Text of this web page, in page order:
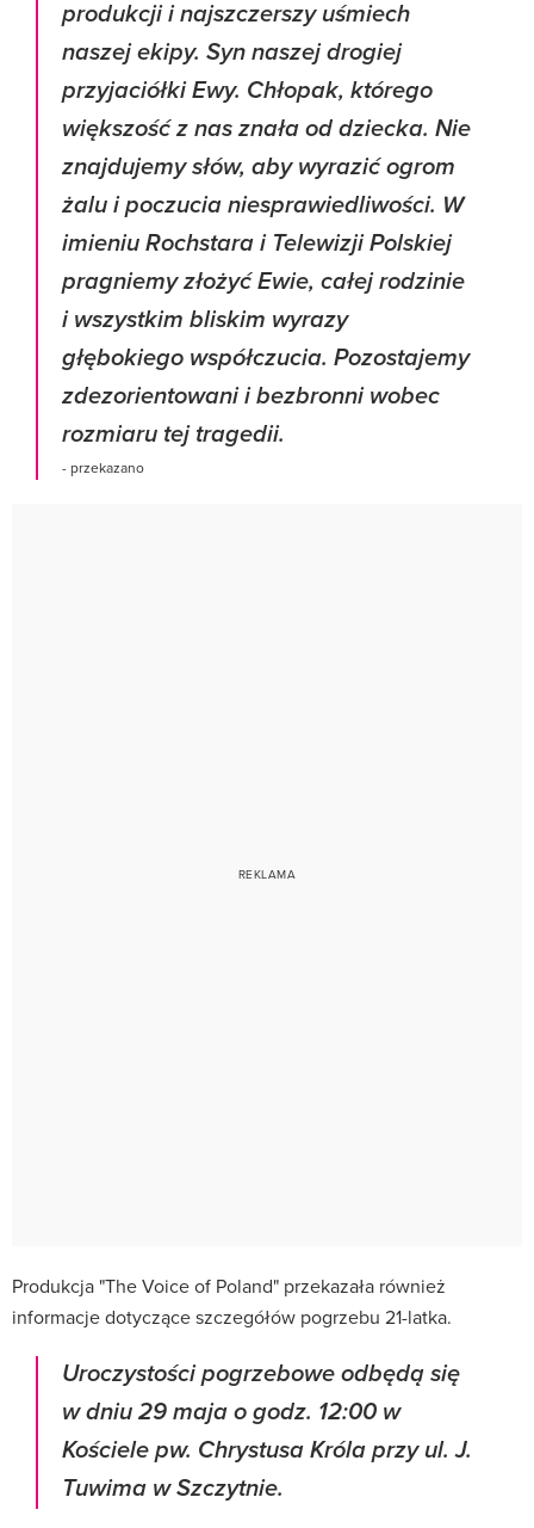
produkcji i najszczerszy uśmiech
naszej ekipy. Syn naszej drogiej
przyjaciółki Ewy. Chłopak, którego
większość z nas znała od dziecka. Nie
znajdujemy słów, aby wyrazić ogrom
żalu i poczucia niesprawiedliwości. W
imieniu Rochstara i Telewizji Polskiej
pragniemy złożyć Ewie, całej rodzinie
i wszystkim bliskim wyrazy
głębokiego współczucia. Pozostajemy
zdezorientowani i bezbronni wobec
rozmiaru tej tragedii.
- przekazano
Produkcja "The Voice of Poland" przekazała również
informacje dotyczące szczegółów pogrzebu 21-latka.
Uroczystości pogrzebowe odbędą się
w dniu 29 maja o godz. 12:00 w
Kościele pw. Chrystusa Króla przy ul. J.
Tuwima w Szczytnie.